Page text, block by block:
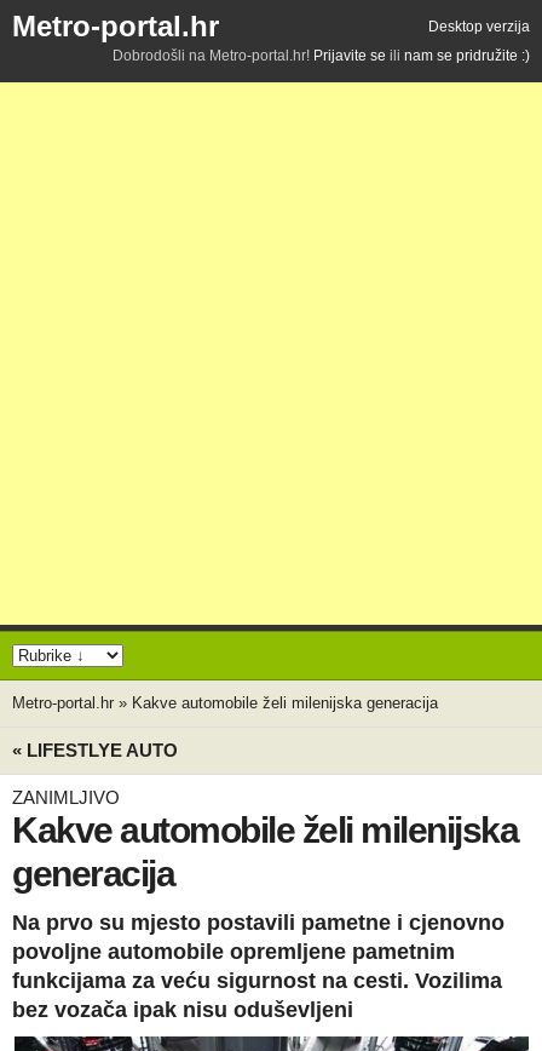
Metro-portal.hr
Desktop verzija
Dobrodošli na Metro-portal.hr! Prijavite se ili nam se pridružite :)
Metro-portal.hr » Kakve automobile želi milenijska generacija
« LIFESTLYE AUTO
ZANIMLJIVO
Kakve automobile želi milenijska
generacija
Na prvo su mjesto postavili pametne i cjenovno
povoljne automobile opremljene pametnim
funkcijama za veću sigurnost na cesti. Vozilima
bez vozača ipak nisu oduševljeni